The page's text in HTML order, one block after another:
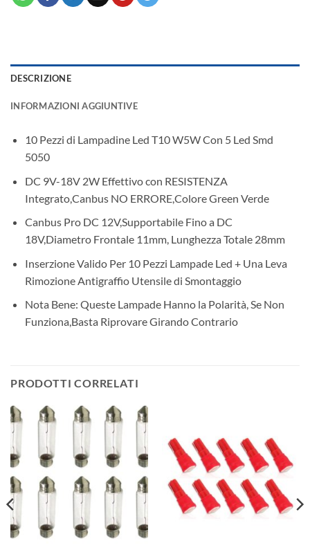
DESCRIZIONE
INFORMAZIONI AGGIUNTIVE
10 Pezzi di Lampadine Led T10 W5W Con 5 Led Smd
5050
DC 9V-18V 2W Effettivo con RESISTENZA
Integrato,Canbus NO ERRORE,Colore Green Verde
Canbus Pro DC 12V,Supportabile Fino a DC
18V,Diametro Frontale 11mm, Lunghezza Totale 28mm
Inserzione Valido Per 10 Pezzi Lampade Led + Una Leva
Rimozione Antigraffio Utensile di Smontaggio
Nota Bene: Queste Lampade Hanno la Polarità, Se Non
Funziona,Basta Riprovare Girando Contrario
PRODOTTI CORRELATI